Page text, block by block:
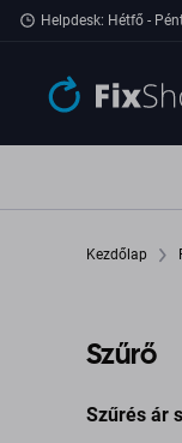
Ugrás az oldal fő
Helpdesk: Hétfő -
Kezdőlap
Szűrő
Szűrés ár